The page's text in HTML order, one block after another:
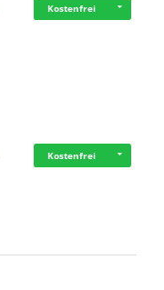
Kostenfrei
Kostenfrei